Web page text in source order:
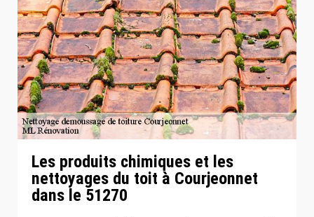
Les produits chimiques et les
nettoyages du toit à Courjeonnet
dans le 51270